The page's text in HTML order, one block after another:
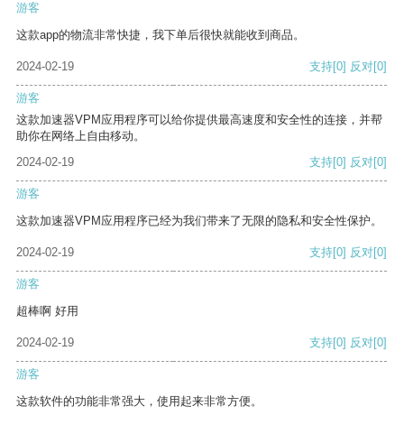
游客
这款app的物流非常快捷，我下单后很快就能收到商品。
2024-02-19 支持[0] 反对[0]
游客
这款加速器VPM应用程序可以给你提供最高速度和安全性的连接，并帮
助你在网络上自由移动。
2024-02-19
支持[0] 反对[0]
游客
这款加速器VPM应用程序已经为我们带来了无限的隐私和安全性保护。
2024-02-19 支持[0] 反对[0]
游客
超棒啊 好用
2024-02-19 支持[0] 反对[0]
游客
这款软件的功能非常强大，使用起来非常方便。